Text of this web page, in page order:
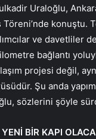
Uraloğlu,
Töreni’nde konuştu.
ve davetliler
bağlantı
projesi değil,
Şu anda yapım
sözlerini şöyle
BİR KAPI